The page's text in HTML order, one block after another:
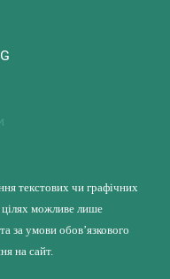
текстових чи графічних
цілях можливе лише
за умови обов’язкового
на сайт.